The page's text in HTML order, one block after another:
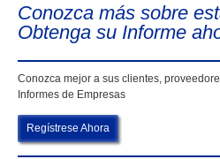
Conozca más sobre
Obtenga su Informe
Conozca mejor a sus clientes,
Informes de Empresas
Regístrese Ahora